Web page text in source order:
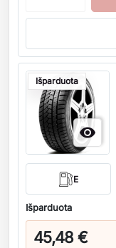
Išparduota

E
Išparduota
45,48 €
Kiekis